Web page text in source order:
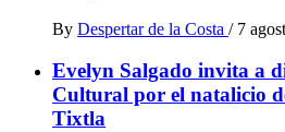
By Despertar de la Costa / 7
Evelyn Salgado invita a
Cultural por el natalicio
Tixtla